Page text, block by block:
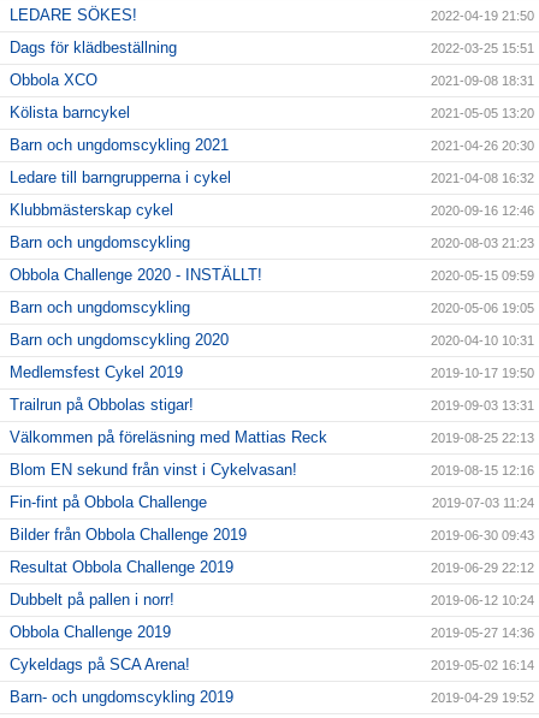
LEDARE SÖKES! 2022-04-19 21:50
Dags för klädbeställning 2022-03-25 15:51
Obbola XCO 2021-09-08 18:31
Kölista barncykel 2021-05-05 13:20
Barn och ungdomscykling 2021 2021-04-26 20:30
Ledare till barngrupperna i cykel 2021-04-08 16:32
Klubbmästerskap cykel 2020-09-16 12:46
Barn och ungdomscykling 2020-08-03 21:23
Obbola Challenge 2020 - INSTÄLLT! 2020-05-15 09:59
Barn och ungdomscykling 2020-05-06 19:05
Barn och ungdomscykling 2020 2020-04-10 10:31
Medlemsfest Cykel 2019 2019-10-17 19:50
Trailrun på Obbolas stigar! 2019-09-03 13:31
Välkommen på föreläsning med Mattias Reck 2019-08-25 22:13
Blom EN sekund från vinst i Cykelvasan! 2019-08-15 12:16
Fin-fint på Obbola Challenge 2019-07-03 11:24
Bilder från Obbola Challenge 2019 2019-06-30 09:43
Resultat Obbola Challenge 2019 2019-06-29 22:12
Dubbelt på pallen i norr! 2019-06-12 10:24
Obbola Challenge 2019 2019-05-27 14:36
Cykeldags på SCA Arena! 2019-05-02 16:14
Barn- och ungdomscykling 2019 2019-04-29 19:52